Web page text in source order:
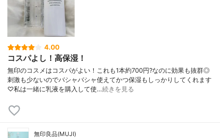
4.00
コスパよし！高保湿！
無印のコスメはコスパがよい！これも1本約700円?なのに効果も抜群◎
刺激も少ないのでバシャバシャ使えてかつ保湿もしっかりしてくれます
♡私は一緒に乳液を購入して使…続きを見る
無印良品(MUJI)